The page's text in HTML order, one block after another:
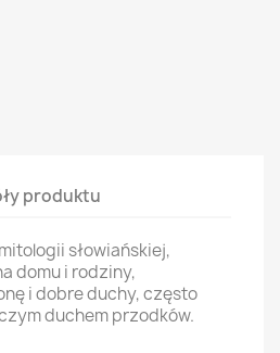
produktu
słowiańskiej,
domu i rodziny,
i dobre duchy, często
duchem przodków.